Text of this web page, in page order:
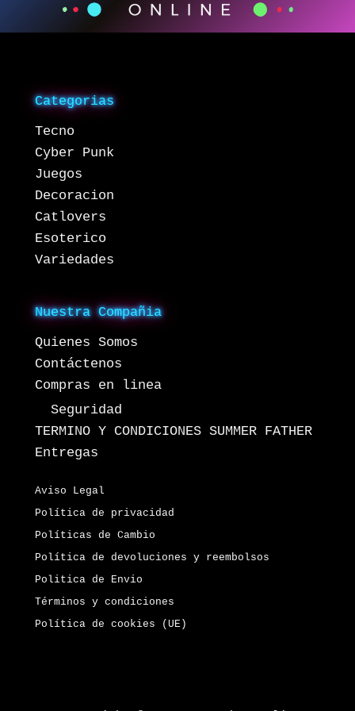
Categorias
Tecno
Cyber Punk
Juegos
Decoracion
Catlovers
Esoterico
Variedades
Nuestra Compañia
Quienes Somos
Contáctenos
Compras en linea
Seguridad
TERMINO Y CONDICIONES SUMMER FATHER
Entregas
Aviso Legal
Política de privacidad
Políticas de Cambio
Política de devoluciones y reembolsos
Politica de Envio
Términos y condiciones
Política de cookies (UE)